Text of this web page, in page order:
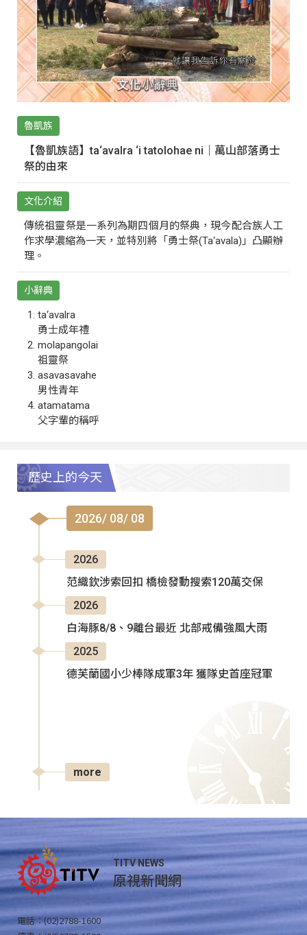
魯凱族
【魯凱族語】ta‘avalra ‘i tatolohae ni｜萬山部落勇士
祭的由來
文化介紹
傳統祖靈祭是一系列為期四個月的祭典，現今配合族人工
作求學濃縮為一天，並特別將「勇士祭(Ta‘avala)」凸顯辦
理。
小辭典
ta‘avalra
勇士成年禮
molapangolai
祖靈祭
asavasavahe
男性青年
atamatama
父字輩的稱呼
歷史上的今天
2026/ 08/ 08
2026
范織欽涉索回扣 橋檢發動搜索120萬交保
2026
白海豚8/8、9離台最近 北部戒備強風大雨
2025
德芙蘭國小少棒隊成軍3年 獲隊史首座冠軍
more
TITV NEWS
原視新聞網
電話：(02)2788-1600